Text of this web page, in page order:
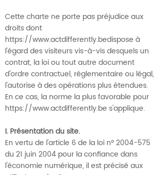
Cette charte ne porte pas préjudice aux
droits dont
https://www.actdifferently.bedispose à
l'égard des visiteurs vis-à-vis desquels un
contrat, la loi ou tout autre document
d'ordre contractuel, réglementaire ou légal,
l'autorise à des opérations plus étendues.
En ce cas, la norme la plus favorable pour
https://www.actdifferently.be s'applique.
I. Présentation du site.
En vertu de l'article 6 de la loi n° 2004-575
du 21 juin 2004 pour la confiance dans
l'économie numérique, il est précisé aux